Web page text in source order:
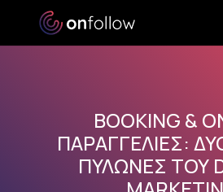
BOOKING &
ΠΑΡΑΓΓΕΛΙΕΣ:
ΠΥΛΩΝΕΣ ΤΟΥ